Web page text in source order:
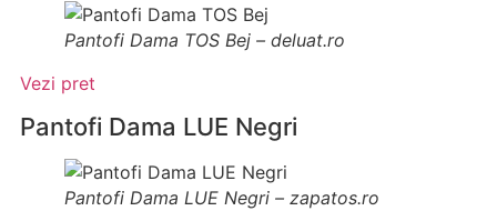
Pantofi Dama TOS Bej – deluat.ro
Vezi pret
Pantofi Dama LUE Negri
Pantofi Dama LUE Negri – zapatos.ro